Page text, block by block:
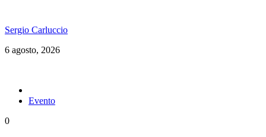
Sergio Carluccio
6 agosto, 2026
Evento
0